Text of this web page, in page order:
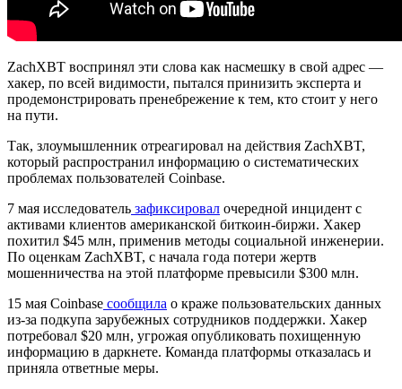
ZachXBT воспринял эти слова как насмешку в свой адрес —
хакер, по всей видимости, пытался принизить эксперта и
продемонстрировать пренебрежение к тем, кто стоит у него
на пути.
Так, злоумышленник отреагировал на действия ZachXBT,
который распространил информацию о систематических
проблемах пользователей Coinbase.
7 мая исследователь зафиксировал очередной инцидент с
активами клиентов американской биткоин-биржи. Хакер
похитил $45 млн, применив методы социальной инженерии.
По оценкам ZachXBT, с начала года потери жертв
мошенничества на этой платформе превысили $300 млн.
15 мая Coinbase сообщила о краже пользовательских данных
из-за подкупа зарубежных сотрудников поддержки. Хакер
потребовал $20 млн, угрожая опубликовать похищенную
информацию в даркнете. Команда платформы отказалась и
приняла ответные меры.